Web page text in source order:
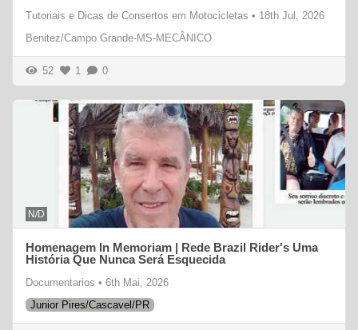
Tutoriais e Dicas de Consertos em Motocicletas • 18th Jul, 2026
Benitez/Campo Grande-MS-MECÂNICO
52 1 0
N/D
Homenagem In Memoriam | Rede Brazil Rider's Uma
História Que Nunca Será Esquecida
Documentarios • 6th Mai, 2026
Junior Pires/Cascavel/PR